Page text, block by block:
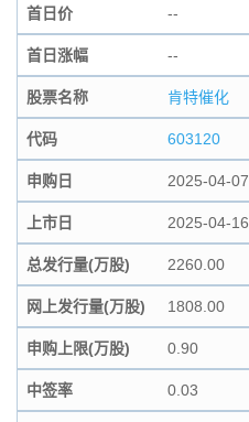
首日价 --
首日涨幅 --
股票名称 肯特催化
代码 603120
申购日 2025-04-07
上市日 2025-04-16
总发行量(万股) 2260.00
网上发行量(万股) 1808.00
申购上限(万股) 0.90
中签率 0.03